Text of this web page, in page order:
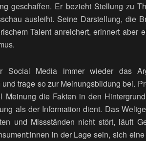
geschaffen. Er bezieht Stellung zu
ausleiht. Seine Darstellung, die
Talent anreichert, erinnert aber
Social Media immer wieder das
trage so zur Meinungsbildung bei.
Meinung die Fakten in den
als der Information dient. Das
und Missständen nicht stört, läuft
in der Lage sein, sich